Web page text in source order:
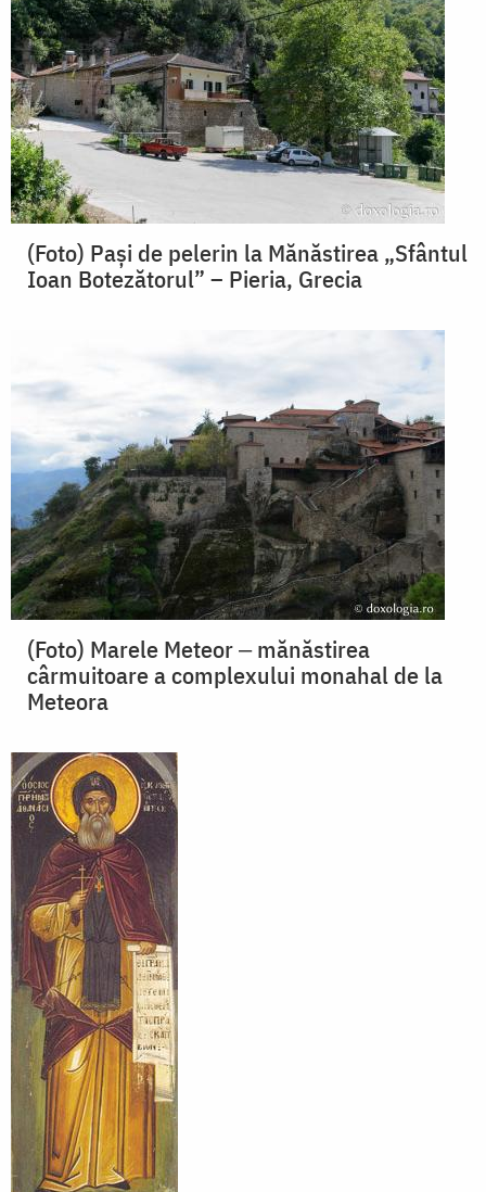
(Foto) Pași de pelerin la Mănăstirea „Sfântul
Ioan Botezătorul” – Pieria, Grecia
(Foto) Marele Meteor ‒ mănăstirea
cârmuitoare a complexului monahal de la
Meteora